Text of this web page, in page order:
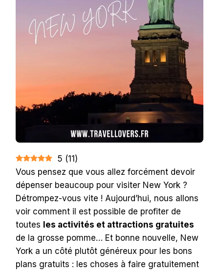
5 (11)
Vous pensez que vous allez forcément devoir
dépenser beaucoup pour visiter New York ?
Détrompez-vous vite ! Aujourd’hui, nous allons
voir comment il est possible de profiter de
toutes les activités et attractions gratuites
de la grosse pomme… Et bonne nouvelle, New
York a un côté plutôt généreux pour les bons
plans gratuits : les choses à faire gratuitement